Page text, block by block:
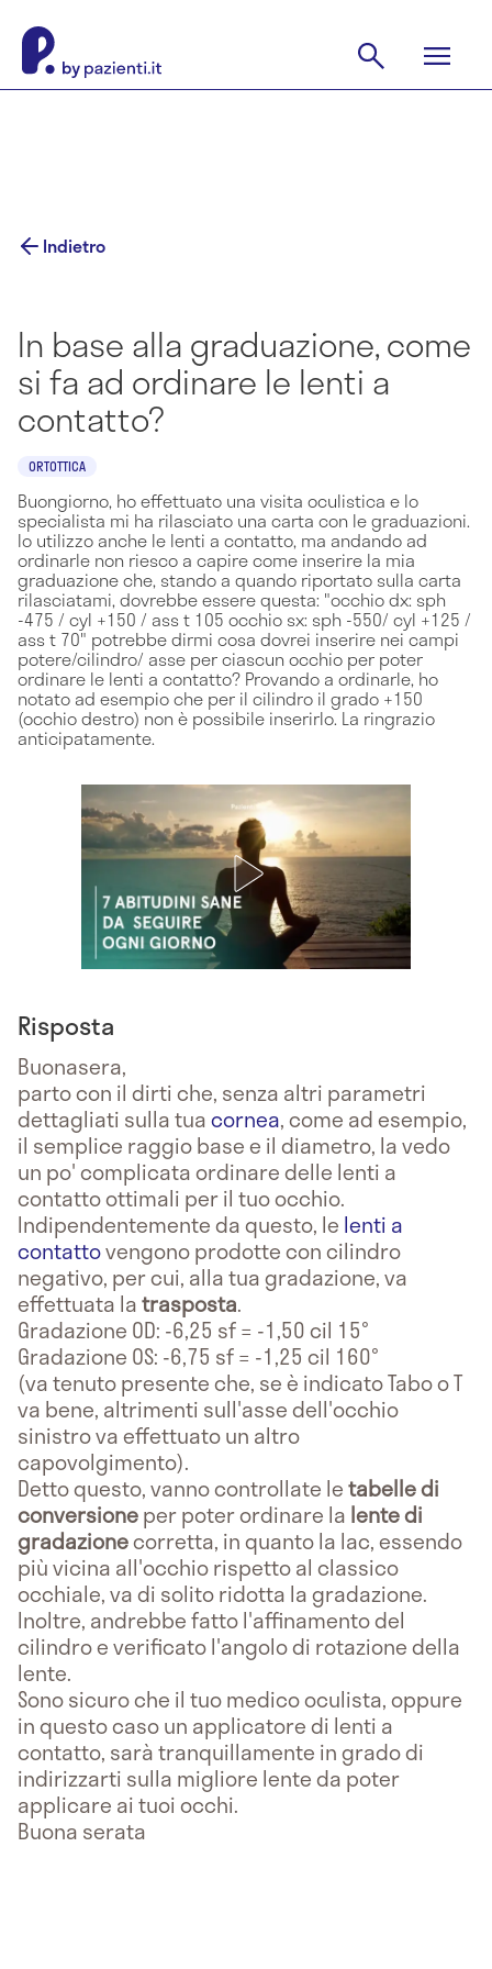
Indietro
In base alla graduazione, come
si fa ad ordinare le lenti a
contatto?
ORTOTTICA
Buongiorno, ho effettuato una visita oculistica e lo
specialista mi ha rilasciato una carta con le graduazioni.
Io utilizzo anche le lenti a contatto, ma andando ad
ordinarle non riesco a capire come inserire la mia
graduazione che, stando a quando riportato sulla carta
rilasciatami, dovrebbe essere questa: "occhio dx: sph
-475 / cyl +150 / ass t 105 occhio sx: sph -550/ cyl +125 /
ass t 70" potrebbe dirmi cosa dovrei inserire nei campi
potere/cilindro/ asse per ciascun occhio per poter
ordinare le lenti a contatto? Provando a ordinarle, ho
notato ad esempio che per il cilindro il grado +150
(occhio destro) non è possibile inserirlo. La ringrazio
anticipatamente.
Risposta
Buonasera,
parto con il dirti che, senza altri parametri
dettagliati sulla tuacornea, come ad esempio,
il semplice raggio base e il diametro, la vedo
un po' complicata ordinare delle lenti a
contatto ottimali per il tuo occhio.
Indipendentemente da questo, le lenti a
contattovengono prodotte con cilindro
negativo, per cui, alla tua gradazione, va
effettuata latrasposta.
Gradazione OD: -6,25 sf = -1,50 cil 15°
Gradazione OS: -6,75 sf = -1,25 cil 160°
(va tenuto presente che, se è indicato Tabo o T
va bene, altrimenti sull'asse dell'occhio
sinistro va effettuato un altro
capovolgimento).
Detto questo, vanno controllate letabelle di
conversioneper poter ordinare la lente di
gradazionecorretta, in quanto la lac, essendo
più vicina all'occhio rispetto al classico
occhiale, va di solito ridotta la gradazione.
Inoltre, andrebbe fatto l'affinamento del
cilindro e verificato l'angolo di rotazione della
lente.
Sono sicuro che il tuo medico oculista, oppure
in questo caso un applicatore di lenti a
contatto, sarà tranquillamente in grado di
indirizzarti sulla migliore lente da poter
applicare ai tuoi occhi.
Buona serata